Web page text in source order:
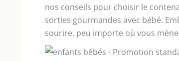
nos conseils pour choisir le
sorties gourmandes avec bébé.
sourire, peu importe où vous